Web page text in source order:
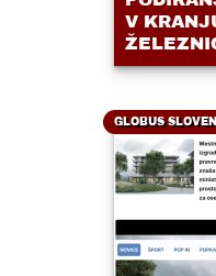
V
GLOBUS